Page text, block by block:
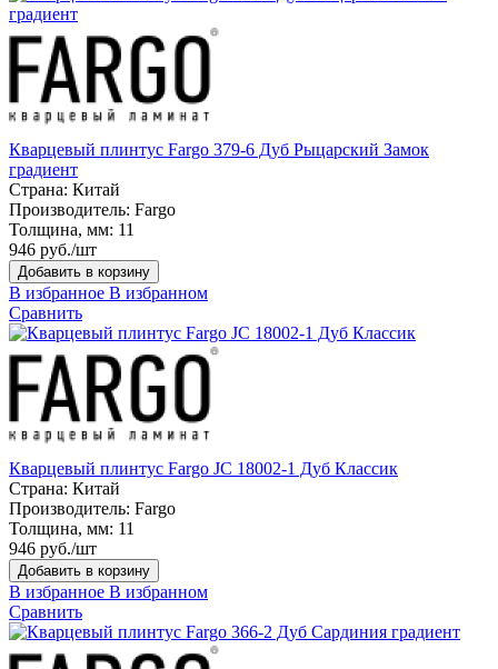
Кварцевый плинтус Fargo 379-6 Дуб Рыцарский Замок
градиент
Страна: Китай
Производитель: Fargo
Толщина, мм: 11
946 руб./шт
Добавить в корзину
В избранное В избранном
Сравнить
Кварцевый плинтус Fargo JC 18002-1 Дуб Классик
Страна: Китай
Производитель: Fargo
Толщина, мм: 11
946 руб./шт
Добавить в корзину
В избранное В избранном
Сравнить